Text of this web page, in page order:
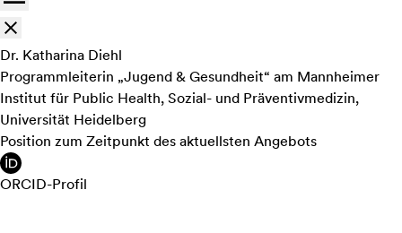
Dr. Katharina Diehl
Programmleiterin „Jugend & Gesundheit“ am Mannheimer
Institut für Public Health, Sozial- und Präventivmedizin,
Universität Heidelberg
Position zum Zeitpunkt des aktuellsten Angebots
ORCID-Profil